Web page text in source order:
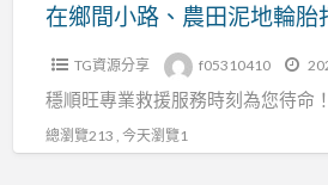
TG資源分享 f05310410
穩順旺專業救援服務時刻為您待命
總瀏覽213 , 今天瀏覽1